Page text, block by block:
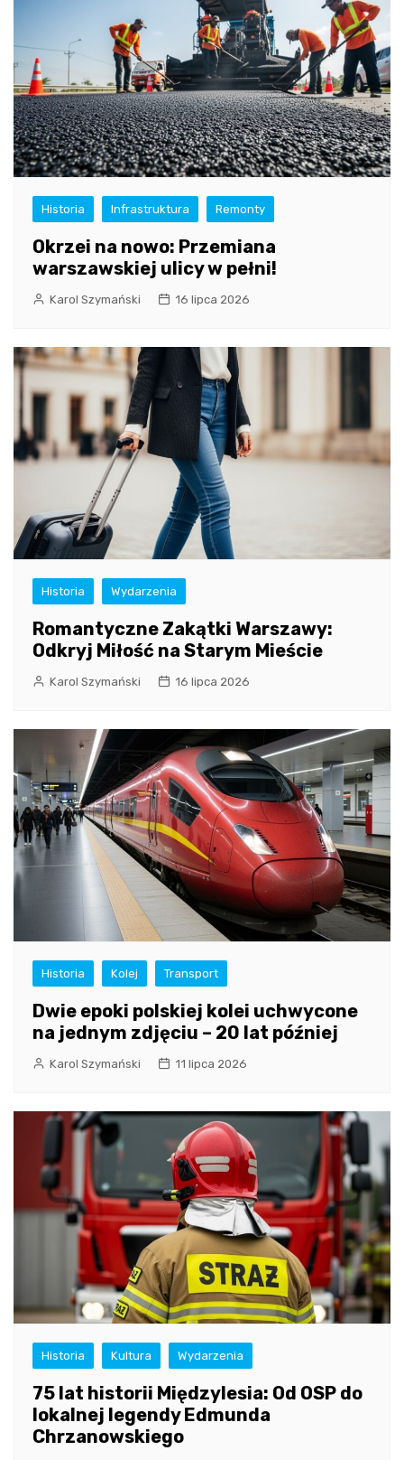
Historia Infrastruktura Remonty
Okrzei na nowo: Przemiana
warszawskiej ulicy w pełni!
Karol Szymański 16 lipca 2026
Historia Wydarzenia
Romantyczne Zakątki Warszawy:
Odkryj Miłość na Starym Mieście
Karol Szymański 16 lipca 2026
Historia Kolej Transport
Dwie epoki polskiej kolei uchwycone
na jednym zdjęciu – 20 lat później
Karol Szymański 11 lipca 2026
Historia Kultura Wydarzenia
75 lat historii Międzylesia: Od OSP do
lokalnej legendy Edmunda
Chrzanowskiego